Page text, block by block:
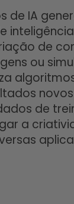
de IA
de
ou
de
a